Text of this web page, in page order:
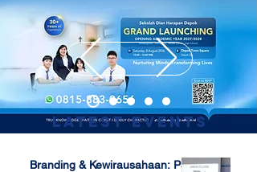
Latest Events
Branding & Kewirausahaan: P5